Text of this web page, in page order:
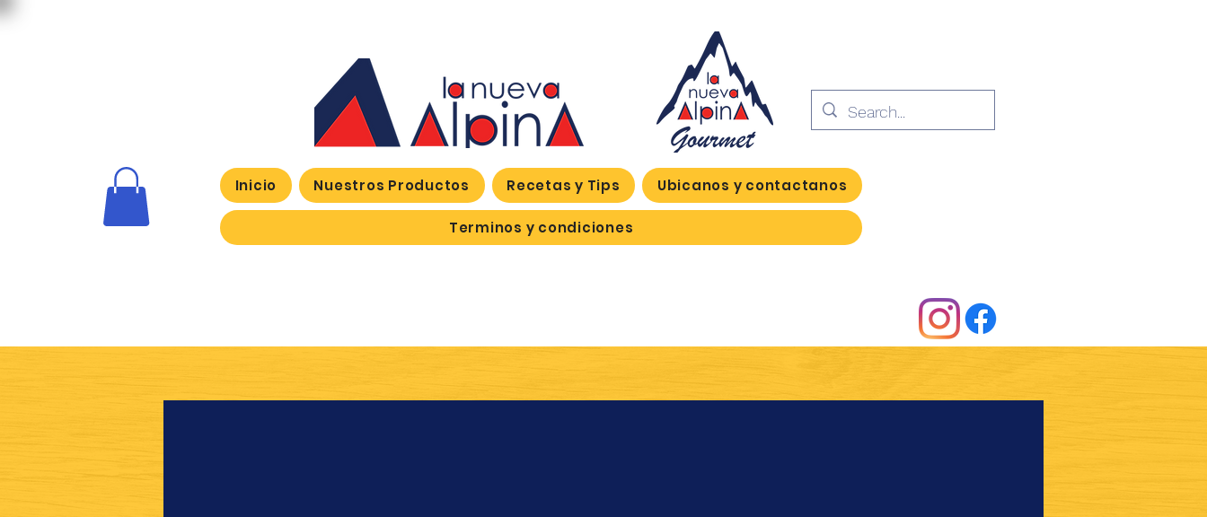
Inicio Nuestros Productos Recetas y Tips Ubicanos y contactanos
Terminos y condiciones